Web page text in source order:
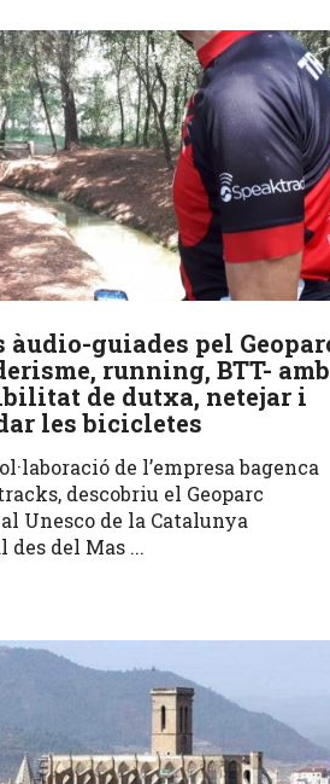
àudio-guiades pel
running, BTT- amb
de dutxa, netejar i
les bicicletes
de l’empresa bagenca
descobriu el Geoparc
Unesco de la Catalunya
des del Mas ...